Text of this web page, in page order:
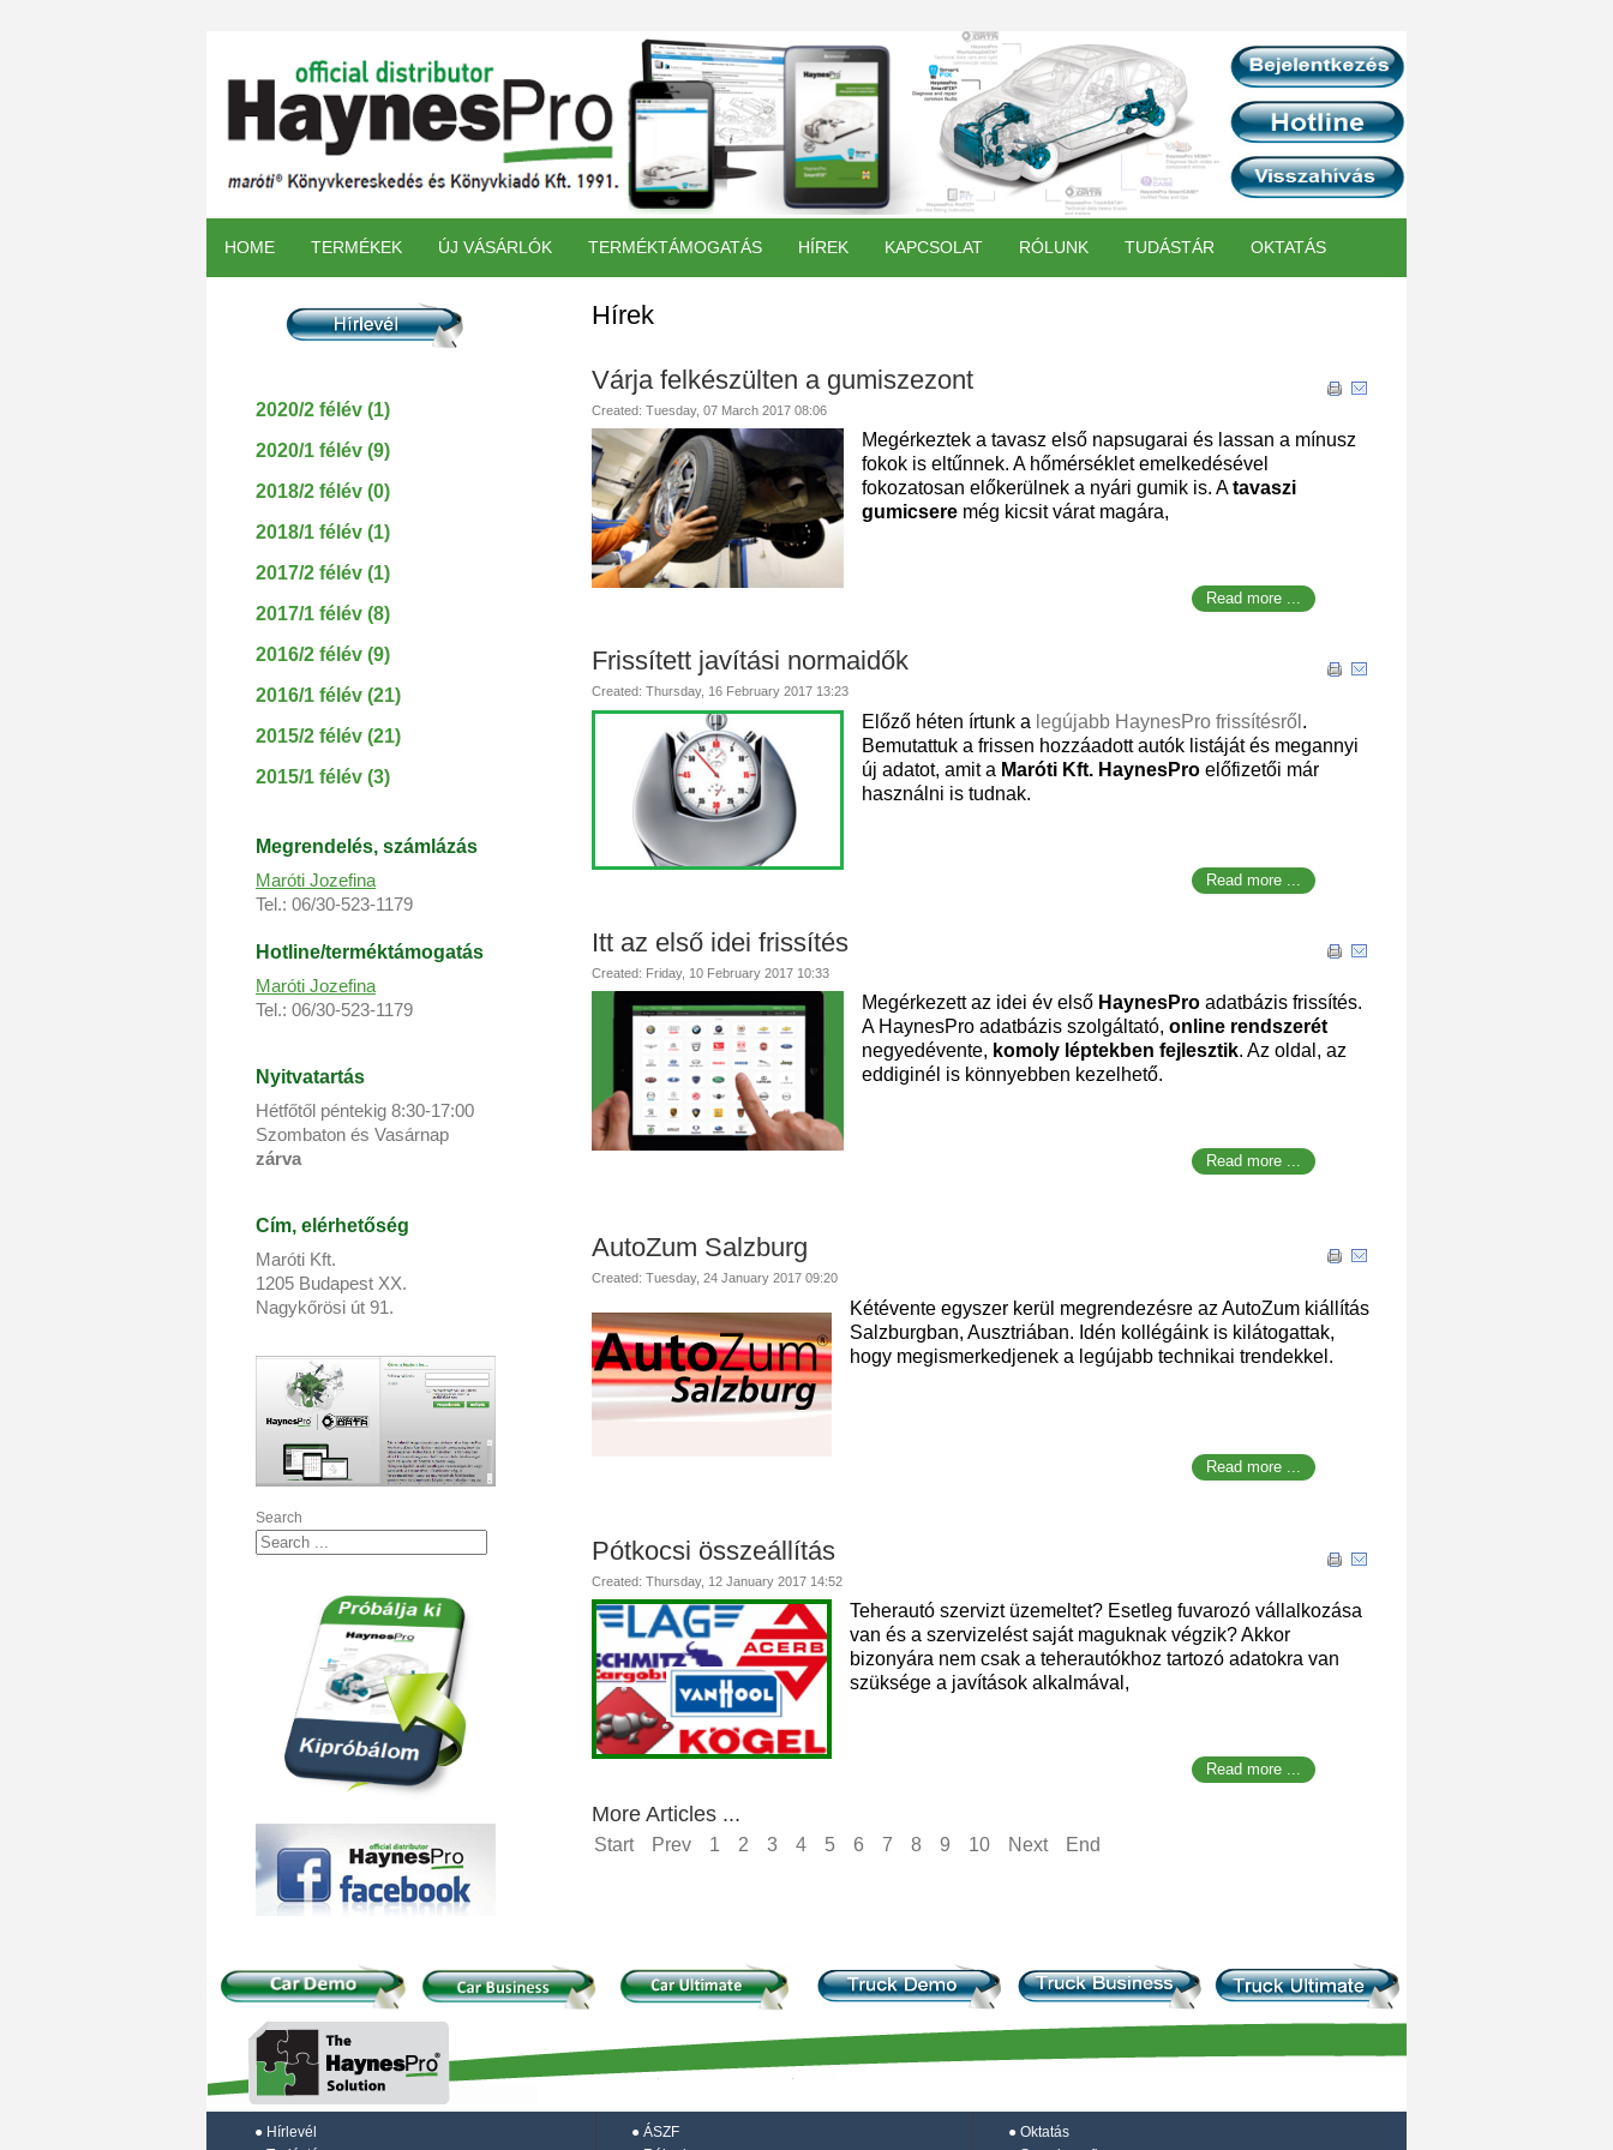
HOME TERMÉKEK ÚJ VÁSÁRLÓK TERMÉKTÁMOGATÁS HÍREK KAPCSOLAT RÓLUNK TUDÁSTÁR OKTATÁS
2020/2 félév (1)
2020/1 félév (9)
2018/2 félév (0)
2018/1 félév (1)
2017/2 félév (1)
2017/1 félév (8)
2016/2 félév (9)
2016/1 félév (21)
2015/2 félév (21)
2015/1 félév (3)
Megrendelés, számlázás
Maróti Jozefina
Tel.: 06/30-523-1179
Hotline/terméktámogatás
Maróti Jozefina
Tel.: 06/30-523-1179
Nyitvatartás
Hétfőtől péntekig 8:30-17:00
Szombaton és Vasárnap
zárva
Cím, elérhetőség
Maróti Kft.
1205 Budapest XX.
Nagykőrösi út 91.
Search
Hírek
Várja felkészülten a gumiszezont
Created: Tuesday, 07 March 2017 08:06
Megérkeztek a tavasz első napsugarai és lassan a mínusz
fokok is eltűnnek. A hőmérséklet emelkedésével
fokozatosan előkerülnek a nyári gumik is. Atavaszi
gumicsere még kicsit várat magára,
Read more ...
Frissített javítási normaidők
Created: Thursday, 16 February 2017 13:23
Előző héten írtunk a legújabb HaynesPro frissítésről .
Bemutattuk a frissen hozzáadott autók listáját és megannyi
új adatot, amit a Maróti Kft. HaynesPro előfizetői már
használni is tudnak.
Read more ...
Itt az első idei frissítés
Created: Friday, 10 February 2017 10:33
Megérkezett az idei év első HaynesPro adatbázis frissítés.
A HaynesPro adatbázis szolgáltató, online rendszerét
negyedévente, komoly léptekben fejlesztik. Az oldal, az
eddiginél is könnyebben kezelhető.
Read more ...
AutoZum Salzburg
Created: Tuesday, 24 January 2017 09:20
Kétévente egyszer kerül megrendezésre az AutoZum kiállítás
Salzburgban, Ausztriában. Idén kollégáink is kilátogattak,
hogy megismerkedjenek a legújabb technikai trendekkel.
Read more ...
Pótkocsi összeállítás
Created: Thursday, 12 January 2017 14:52
Teherautó szervizt üzemeltet? Esetleg fuvarozó vállalkozása
van és a szervizelést saját maguknak végzik? Akkor
bizonyára nem csak a teherautókhoz tartozó adatokra van
szüksége a javítások alkalmával,
Read more ...
More Articles ...
Start Prev 1 2 3 4 5 6 7 8 9 10 Next End
● Hírlevél
● ÁSZF
● Oktatás